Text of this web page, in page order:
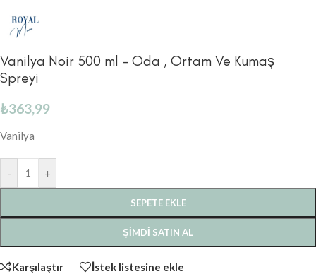
Vanilya Noir 500 ml – Oda , Ortam Ve Kumaş
Spreyi
₺363,99
Vanilya
- +
SEPETE EKLE
ŞIMDI SATIN AL
Karşılaştır İstek listesine ekle